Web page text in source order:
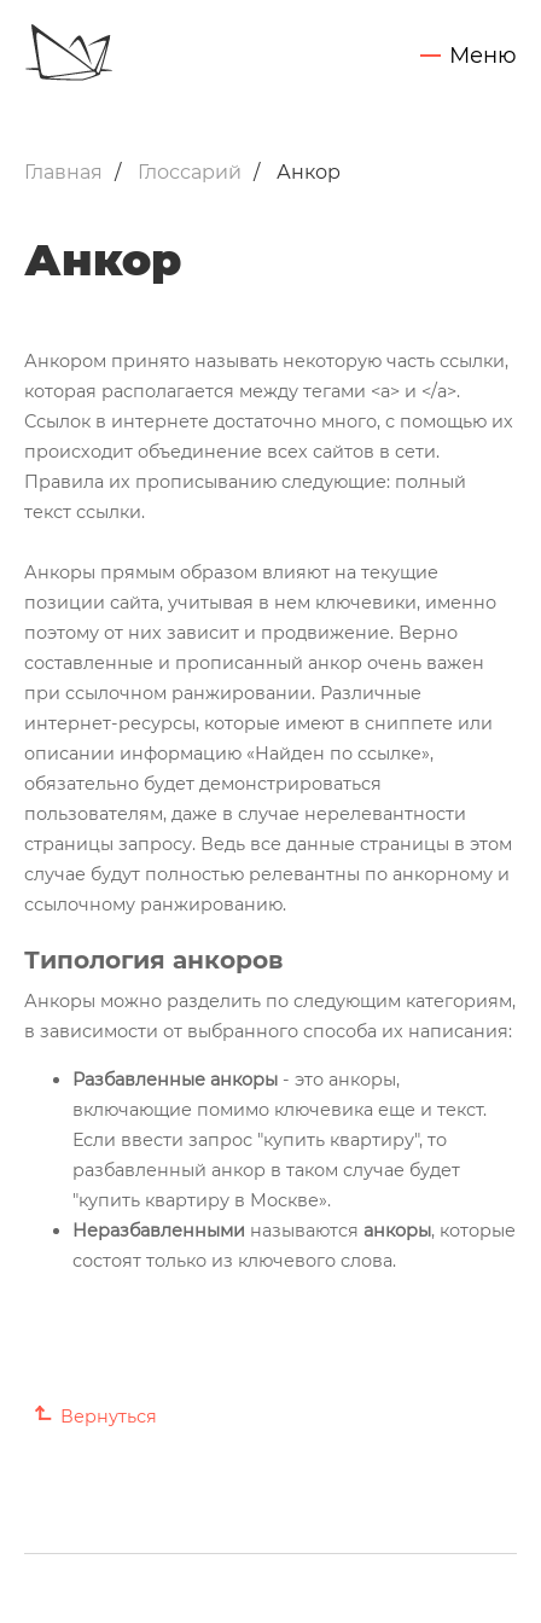
Меню
Главная Глоссарий Анкор
Анкор
Анкором принято называть некоторую часть ссылки,
которая располагается между тегами <a> и </a>.
Ссылок в интернете достаточно много, с помощью их
происходит объединение всех сайтов в сети.
Правила их прописыванию следующие: полный
текст ссылки.
Анкоры прямым образом влияют на текущие
позиции сайта, учитывая в нем ключевики, именно
поэтому от них зависит и продвижение. Верно
составленные и прописанный анкор очень важен
при ссылочном ранжировании. Различные
интернет-ресурсы, которые имеют в сниппете или
описании информацию «Найден по ссылке»,
обязательно будет демонстрироваться
пользователям, даже в случае нерелевантности
страницы запросу. Ведь все данные страницы в этом
случае будут полностью релевантны по анкорному и
ссылочному ранжированию.
Типология анкоров
Анкоры можно разделить по следующим категориям,
в зависимости от выбранного способа их написания:
Разбавленные анкоры - это анкоры,
включающие помимо ключевика еще и текст.
Если ввести запрос "купить квартиру", то
разбавленный анкор в таком случае будет
"купить квартиру в Москве».
Неразбавленными называются анкоры, которые
состоят только из ключевого слова.
Вернуться
Техническая поддержка сайтов
Web-аналитика и аудит сайтов
Внедрение CRM Битрикс24
Кейсы
Блог
Глоссарий
О нас
Контакты
Вы даете согласие на обработку своих персональных данных